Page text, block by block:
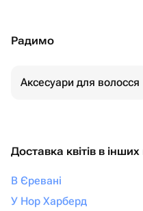
Радимо
Аксесуари для волосся
Доставка квітів в інших
В Єревані
У Нор Харберд